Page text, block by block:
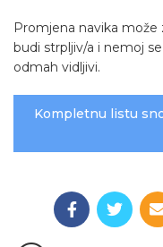
Promjena navika
budi strpljiv/a i nemoj
odmah vidljivi.
Kompletnu listu